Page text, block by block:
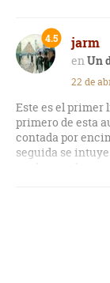
jarm
Un
4.5
22 de
Este es el primer
primero de esta
contada por
seguida se
por los que lo
ingenio del